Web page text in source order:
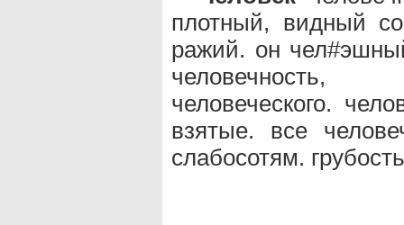
плотный, видный
ражий. он
человечность,
человеческого.
взятые. все
слабосотям.